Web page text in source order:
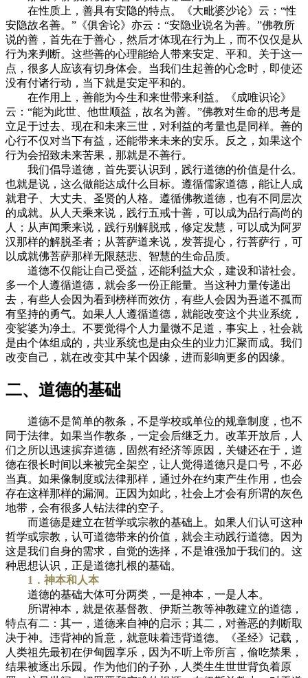
在性质上，善具有安隐的特点。《大毗婆沙论》云：“性
安隐故名善。”《俱舍论》亦云：“安隐业说名为善。”佛教所
说的善，首先在于善心，然后才体现在行为上，而不仅仅是从
行为来判断。这些善的心理能给人带来安定、平和。关于这一
点，很多人应该有切身体会。当我们生起善的心念时，即使还
没有付诸行动，当下就是安定平和的。
在作用上，善能为今生和来世带来利益。《成唯识论》
云：“能为此世、他世顺益，故名为善。”佛教对生命的思考是
立足于过去、现在和未来三世，对利益的考量也是同样。善的
心行不仅对当下有益，还能带来未来的安乐。反之，如果这个
行为会招致未来苦果，那就是不善行。
我们倡导道德，首先要认识到，践行道德的价值是什么。
也就是说，这么做能达成什么目标。遵循儒家道德，能让人成
就君子、大丈夫、圣贤的人格。遵循佛教道德，也有不同层次
的成就。从人天乘来说，践行五戒十善，可以成为品行高尚的
人；从声闻乘来说，践行别解脱戒，修定发慧，可以成为阿罗
汉那样的解脱圣者；从菩萨道来说，发菩提心，行菩萨行，可
以成就佛菩萨那样无限慈悲、智慧的生命品质。
道德不仅能让自己受益，还能利益大众，建设和谐社会。
多一个人遵循道德，就会多一份正能量。当这种力量传递出
去，有些人会因为看到榜样而效仿，有些人会因为吾道不孤而
有坚持的勇气。如果人人遵循道德，就能改变这个共业系统，
变娑婆为净土。不要觉得个人力量微不足道，事实上，社会就
是由个体组成的，共业系统也是由众生的业力汇聚而成。我们
改变自己，就在改变其中某个因缘，进而影响更多的因缘。
二、道德的基础
道德不是简单的教条，不是学校或单位的规章制度，也不
同于法律。如果当作教条，一定会后继乏力。改革开放后，人
们之所以迅速摈弃道德，固然有经济等原因，关键还在于，道
德在很长时间以来被完全架空，让人觉得道德只是口号，不必
当真。如果像制度或法律那样，通过外在约束产生作用，也会
存在这样那样的漏洞。正因为如此，社会上才会有所谓的灰色
地带，会有很多人钻法律的空子。
而道德是建立在哲学或宗教的基础上。如果人们认可这种
哲学或宗教，认可道德带来的价值，就会主动践行道德。因为
这是我们自身的需求，自觉的选择，不是谁强加于我们的。这
种思想认识，正是道德扎根的基础。
1．神本和人本
道德的基础大体可分两类，一是神本，一是人本。
所谓神本，就是依基督教、伊斯兰教等神教建立的道德，
特点有二：其一，道德来自神的启示；其二，对善恶的判断取
决于神。违背神的旨意，就意味着违背道德。《圣经》记载，
人类祖先最初在伊甸园享乐，因为不听上帝所言，偷吃禁果，
结果被逐出乐园。作为他们的子孙，人类生生世世背负着原